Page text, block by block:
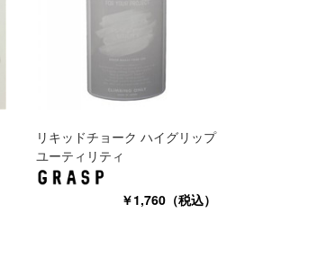
リキッドチョーク ハイグリップ
ユーティリティ
￥1,760（税込）